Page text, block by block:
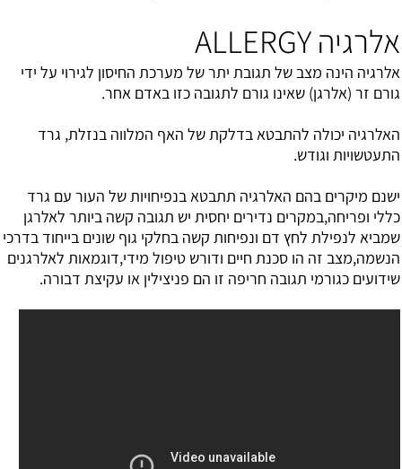
אלרגיה ALLERGY
אלרגיה הינה מצב של תגובת יתר של מערכת החיסון לגירוי על ידי
גורם זר (אלרגן) שאינו גורם לתגובה כזו באדם אחר.
האלרגיה יכולה להתבטא בדלקת של האף המלווה בנזלת, גרד
התעטשויות וגודש.
ישנם מיקרים בהם האלרגיה תתבטא בנפיחויות של העור עם גרד
כללי ופריחה,במקרים נדירים יחסית יש תגובה קשה ביותר לאלרגן
שמביא לנפילת לחץ דם ונפיחות קשה בחלקי גוף שונים בייחוד בדרכי
הנשמה,מצב זה הו סכנת חיים ודורש טיפול מידי,דוגמאות לאלרגנים
שידועים כגורמי תגובה חריפה זו הם פניצילין או עקיצת דבורה.